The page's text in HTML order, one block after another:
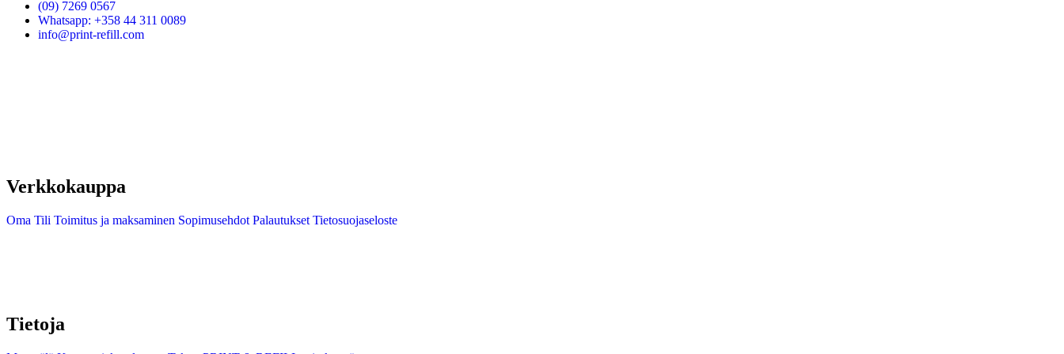
(09) 7269 0567
Whatsapp: +358 44 311 0089
info@print-refill.com
Verkkokauppa
Oma Tili Toimitus ja maksaminen Sopimusehdot Palautukset Tietosuojaseloste
Tietoja